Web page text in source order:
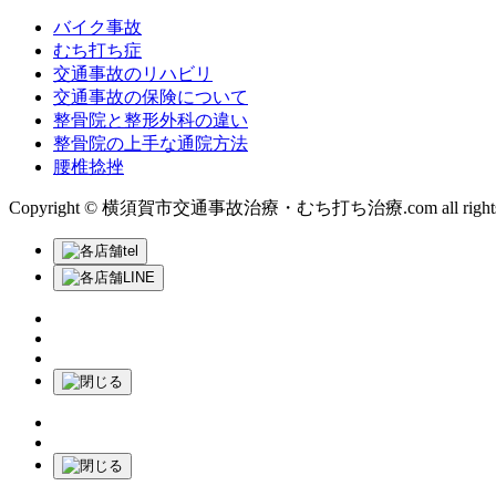
バイク事故
むち打ち症
交通事故のリハビリ
交通事故の保険について
整骨院と整形外科の違い
整骨院の上手な通院方法
腰椎捻挫
Copyright © 横須賀市交通事故治療・むち打ち治療.com all